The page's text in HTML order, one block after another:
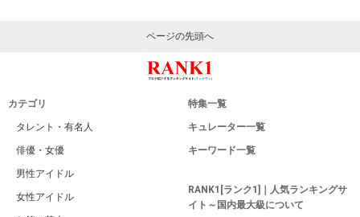
ページの先頭へ
カテゴリ
タレント・有名人
俳優・女優
男性アイドル
女性アイドル
特集一覧
キュレーター一覧
キーワード一覧
RANK1[ランク1]｜人気ランキングサ
イト～国内最大級について